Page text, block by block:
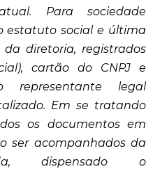
Para sociedade
estatuto social e última
diretoria, registrados
cartão do CNPJ e
legal
Em se tratando
os documentos em
ser acompanhados da
dispensado o